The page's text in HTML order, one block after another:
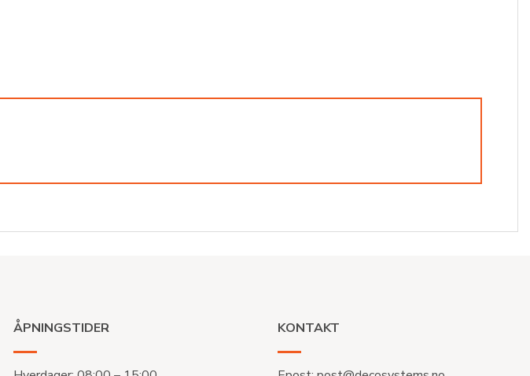
ÅPNINGSTIDER KONTAKT